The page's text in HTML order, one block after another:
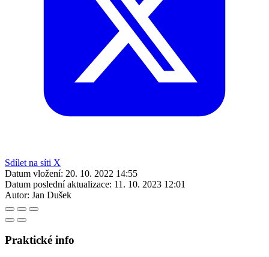
Sdílet na síti X
Datum vložení: 20. 10. 2022 14:55
Datum poslední aktualizace: 11. 10. 2023 12:01
Autor: Jan Dušek
Praktické info